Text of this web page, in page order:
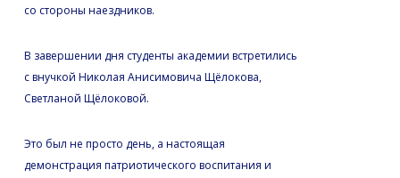
со стороны наездников.
В завершении дня студенты академии встретились
с внучкой Николая Анисимовича Щёлокова,
Светланой Щёлоковой.
Это был не просто день, а настоящая
демонстрация патриотического воспитания и